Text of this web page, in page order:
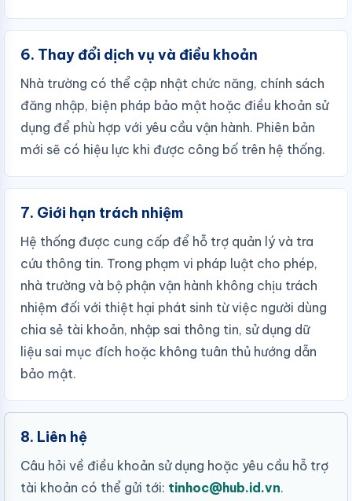
6. Thay đổi dịch vụ và điều khoản
Nhà trường có thể cập nhật chức năng, chính sách
đăng nhập, biện pháp bảo mật hoặc điều khoản sử
dụng để phù hợp với yêu cầu vận hành. Phiên bản
mới sẽ có hiệu lực khi được công bố trên hệ thống.
7. Giới hạn trách nhiệm
Hệ thống được cung cấp để hỗ trợ quản lý và tra
cứu thông tin. Trong phạm vi pháp luật cho phép,
nhà trường và bộ phận vận hành không chịu trách
nhiệm đối với thiệt hại phát sinh từ việc người dùng
chia sẻ tài khoản, nhập sai thông tin, sử dụng dữ
liệu sai mục đích hoặc không tuân thủ hướng dẫn
bảo mật.
8. Liên hệ
Câu hỏi về điều khoản sử dụng hoặc yêu cầu hỗ trợ
tài khoản có thể gửi tới: tinhoc@hub.id.vn.